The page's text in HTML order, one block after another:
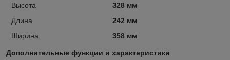
Высота
328 мм
Длина
242 мм
Ширина
358 мм
Дополнительные функции и характеристики